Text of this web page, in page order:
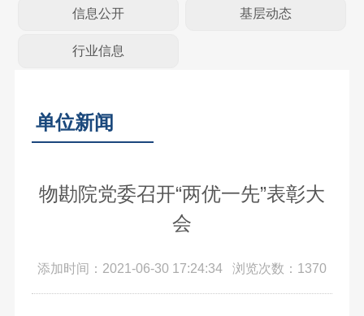
信息公开 基层动态
行业信息
单位新闻
物勘院党委召开“两优一先”表彰大
会
添加时间：2021-06-30 17:24:34 浏览次数：1370